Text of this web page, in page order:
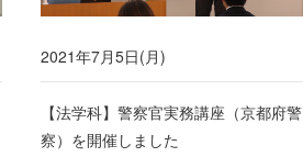
2021年7月5日(月)
【法学科】警察官実務講座（京都府警
察）を開催しました